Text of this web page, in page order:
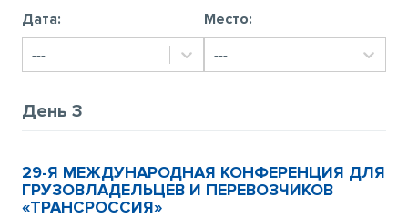
Дата:
---
Место:
---
День 3
29-Я МЕЖДУНАРОДНАЯ КОНФЕРЕНЦИЯ ДЛЯ
ГРУЗОВЛАДЕЛЬЦЕВ И ПЕРЕВОЗЧИКОВ
«ТРАНСРОССИЯ»